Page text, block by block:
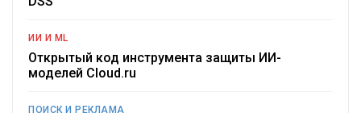
ИИ И ML
Открытый код инструмента защиты ИИ-
моделей Cloud.ru
ПОИСК И РЕКЛАМА